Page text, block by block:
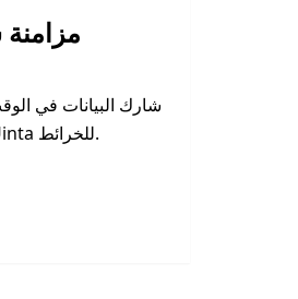
شارك البيانات في
ببرنامج Uinta للخرائط.